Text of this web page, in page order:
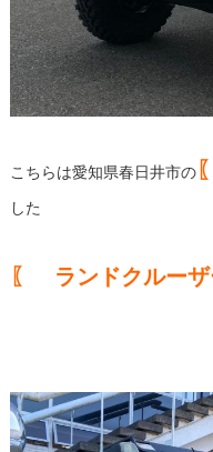
こちらは愛知県春日井市の
した
〖 ランドクルー